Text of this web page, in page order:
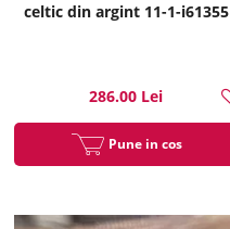
celtic din argint 11-1-i61355
286.00 Lei
Pune in cos